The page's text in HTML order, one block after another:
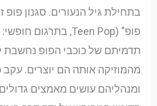
בתחילת גיל הנעורים. סגנון פופ
פופ" (Teen Pop, בתרגום חופשי: "פופ לבני נוער").
תדמיתם של כוכבי הפופ נחשבת
מהמוזיקה אותה הם יוצרים. עקב
ומנהליהם עושים מאמצים